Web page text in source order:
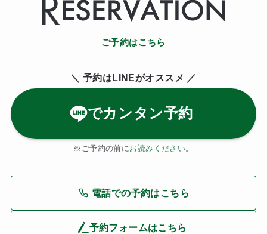
ご予約はこちら
＼ 予約はLINEがオススメ ／
でカンタン予約
※ご予約の前に お読みください。
電話での予約はこちら
予約フォームはこちら